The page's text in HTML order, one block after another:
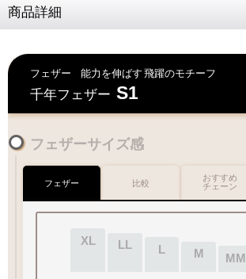
商品詳細
フェザー 能力を伸ばす 飛躍のモチーフ
千年フェザー S1
フェザーサイズ感
フェザー
XL LL L M MM
比較
おすすめ
チェーン